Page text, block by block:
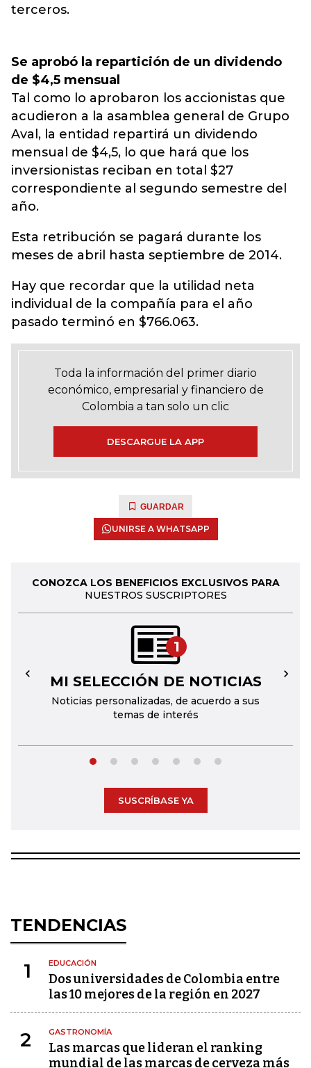
terceros.
Se aprobó la repartición de un dividendo
de $4,5 mensual
Tal como lo aprobaron los accionistas que
acudieron a la asamblea general de Grupo
Aval, la entidad repartirá un dividendo
mensual de $4,5, lo que hará que los
inversionistas reciban en total $27
correspondiente al segundo semestre del
año.
Esta retribución se pagará durante los
meses de abril hasta septiembre de 2014.
Hay que recordar que la utilidad neta
individual de la compañía para el año
pasado terminó en $766.063.
Toda la información del primer diario
económico, empresarial y financiero de
Colombia a tan solo un clic
DESCARGUE LA APP
GUARDAR
UNIRSE A WHATSAPP
CONOZCA LOS BENEFICIOS EXCLUSIVOS PARA
NUESTROS SUSCRIPTORES
1
MI SELECCIÓN DE NOTICIAS
Noticias personalizadas, de acuerdo a sus
temas de interés
← →
SUSCRÍBASE YA
TENDENCIAS
1 EDUCACIÓN
Dos universidades de Colombia entre
las 10 mejores de la región en 2027
2 GASTRONOMÍA
Las marcas que lideran el ranking
mundial de las marcas de cerveza más